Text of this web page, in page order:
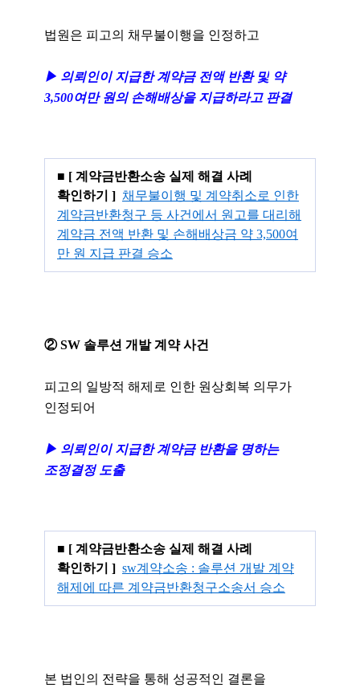
법원은 피고의 채무불이행을 인정하고
▶ 의뢰인이 지급한 계약금 전액 반환 및 약
3,500여만 원의 손해배상을 지급하라고 판결
■ [ 계약금반환소송 실제 해결 사례
확인하기 ] 채무불이행 및 계약취소로 인한
계약금반환청구 등 사건에서 원고를 대리해
계약금 전액 반환 및 손해배상금 약 3,500여
만 원 지급 판결 승소
② SW 솔루션 개발 계약 사건
피고의 일방적 해제로 인한 원상회복 의무가
인정되어
▶ 의뢰인이 지급한 계약금 반환을 명하는
조정결정 도출
■ [ 계약금반환소송 실제 해결 사례
확인하기 ] sw계약소송 : 솔루션 개발 계약
해제에 따른 계약금반환청구소송서 승소
본 법인의 전략을 통해 성공적인 결론을